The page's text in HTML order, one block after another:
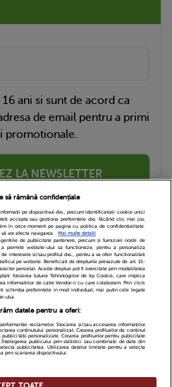
ani si sunt de acord ca
de email pentru a primi
promotionale.
LA NEWSLETTER
Newsletter
Contact
Politica de confidentialitate
Despre noi
să rămână confidențiale
pe dispozitivul dvs., precum identificatorii cookie unici
accepta sau gestiona preferințele dvs. făcând clic mai jos,
în orice moment pe pagina cu politica de confidențialitate.
vor afecta navigarea.
Mai multe detalii
de publicitate partenere, precum si furnizorii nostri de
permite website-ului sa functioneze, pentru a personaliza
interesele si/sau profilul dvs., pentru a va oferi functionalitati
pe website. Beneficiati de drepturile prevazute de art. 15-
personal. Aceste drepturi pot fi exercitate prin modalitatea
folosirea tuturor Tehnologiilor de tip Cookie, care implica
informatiilor de catre Vendor-ii cu care colaboram. Prin click
schimba preferintele in mod individual, mai putin cele legate
ului.
datele pentru a oferi:
reclamelor. Stocarea și/sau accesarea informațiilor
conținutului personalizat. Crearea profilurilor de conținut
personalizate. Crearea profilurilor pentru publicitate
Înțelegerea publicului prin statistici sau combinații de date din
publicitatea. Utilizarea datelor limitate pentru a selecta
prin scanarea dispozitivului.